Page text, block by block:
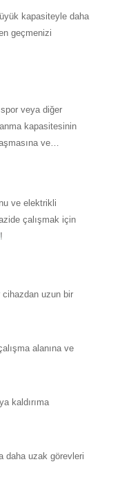
kapasiteyle daha
geçmenizi
veya diğer
kapasitesinin
ve
ve elektrikli
çalışmak için
!
cihazdan uzun bir
alanına ve
kaldırıma
daha uzak görevleri